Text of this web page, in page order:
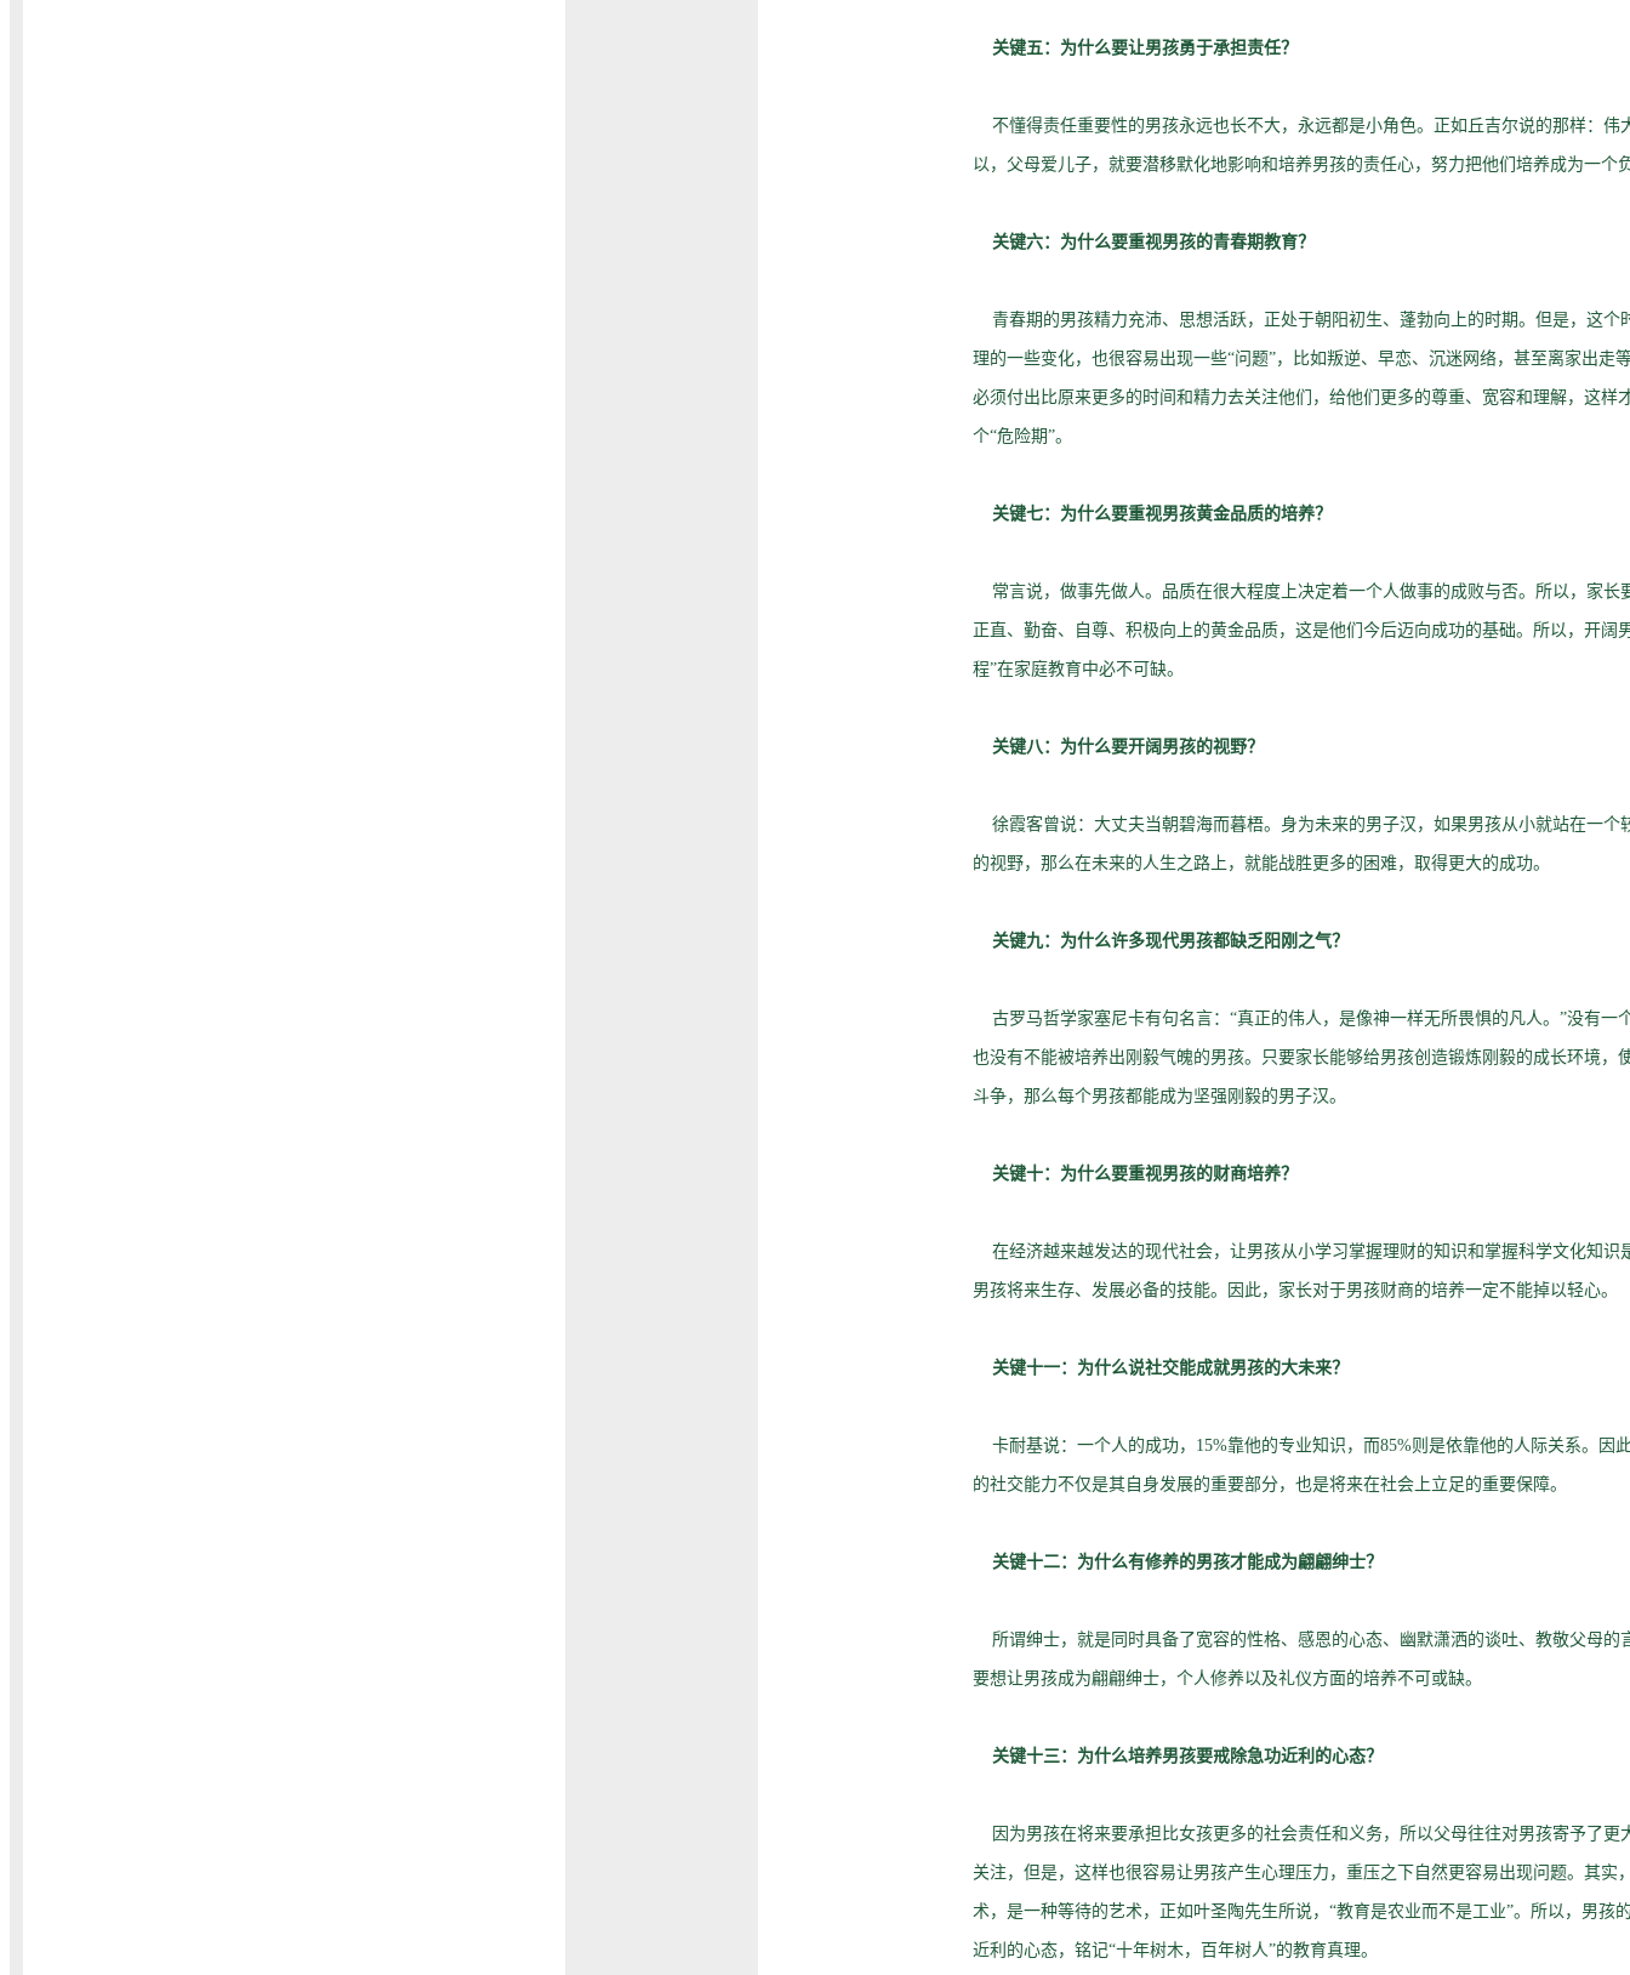
关键五：为什么要让男孩勇于承担责任？
不懂得责任重要性的男孩永远也长不大，永远都是小角色。正如丘吉尔说的那样：伟
以，父母爱儿子，就要潜移默化地影响和培养男孩的责任心，努力把他们培养成为一个
关键六：为什么要重视男孩的青春期教育？
青春期的男孩精力充沛、思想活跃，正处于朝阳初生、蓬勃向上的时期。但是，这个
理的一些变化，也很容易出现一些“问题”，比如叛逆、早恋、沉迷网络，甚至离家出走
必须付出比原来更多的时间和精力去关注他们，给他们更多的尊重、宽容和理解，这样
个“危险期”。
关键七：为什么要重视男孩黄金品质的培养？
常言说，做事先做人。品质在很大程度上决定着一个人做事的成败与否。所以，家长
正直、勤奋、自尊、积极向上的黄金品质，这是他们今后迈向成功的基础。所以，开阔
程”在家庭教育中必不可缺。
关键八：为什么要开阔男孩的视野？
徐霞客曾说：大丈夫当朝碧海而暮梧。身为未来的男子汉，如果男孩从小就站在一个
的视野，那么在未来的人生之路上，就能战胜更多的困难，取得更大的成功。
关键九：为什么许多现代男孩都缺乏阳刚之气？
古罗马哲学家塞尼卡有句名言：“真正的伟人，是像神一样无所畏惧的凡人。”没有一
也没有不能被培养出刚毅气魄的男孩。只要家长能够给男孩创造锻炼刚毅的成长环境，
斗争，那么每个男孩都能成为坚强刚毅的男子汉。
关键十：为什么要重视男孩的财商培养？
在经济越来越发达的现代社会，让男孩从小学习掌握理财的知识和掌握科学文化知识
男孩将来生存、发展必备的技能。因此，家长对于男孩财商的培养一定不能掉以轻心。
关键十一：为什么说社交能成就男孩的大未来？
卡耐基说：一个人的成功，15%靠他的专业知识，而85%则是依靠他的人际关系。因
的社交能力不仅是其自身发展的重要部分，也是将来在社会上立足的重要保障。
关键十二：为什么有修养的男孩才能成为翩翩绅士？
所谓绅士，就是同时具备了宽容的性格、感恩的心态、幽默潇洒的谈吐、教敬父母的
要想让男孩成为翩翩绅士，个人修养以及礼仪方面的培养不可或缺。
关键十三：为什么培养男孩要戒除急功近利的心态？
因为男孩在将来要承担比女孩更多的社会责任和义务，所以父母往往对男孩寄予了更
关注，但是，这样也很容易让男孩产生心理压力，重压之下自然更容易出现问题。其实
术，是一种等待的艺术，正如叶圣陶先生所说，“教育是农业而不是工业”。所以，男孩
近利的心态，铭记“十年树木，百年树人”的教育真理。